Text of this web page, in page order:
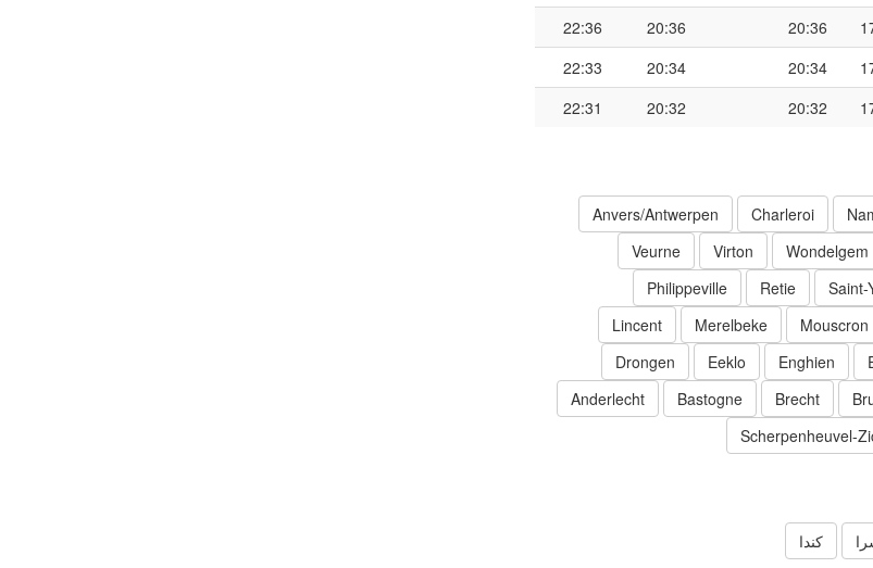
20:36
20:36
22:36
20:34
20:34
22:33
20:32
20:32
22:31
Charleroi
Anvers/Antwerpen
Wondelgem
Virton
Veurne
Saint-
Retie
Philippeville
Mouscron
Merelbeke
Lincent
Enghien
Eeklo
Drongen
Brecht
Bastogne
Anderlecht
Scherpenheuvel-
كندا